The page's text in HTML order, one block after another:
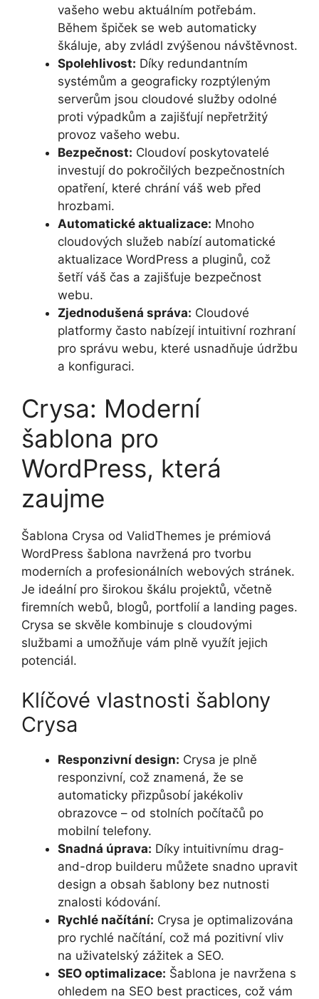
vašeho webu aktuálním potřebám.
Během špiček se web automaticky
škáluje, aby zvládl zvýšenou návštěvnost.
Spolehlivost: Díky redundantním
systémům a geograficky rozptýleným
serverům jsou cloudové služby odolné
proti výpadkům a zajišťují nepřetržitý
provoz vašeho webu.
Bezpečnost: Cloudoví poskytovatelé
investují do pokročilých bezpečnostních
opatření, které chrání váš web před
hrozbami.
Automatické aktualizace: Mnoho
cloudových služeb nabízí automatické
aktualizace WordPress a pluginů, což
šetří váš čas a zajišťuje bezpečnost
webu.
Zjednodušená správa: Cloudové
platformy často nabízejí intuitivní rozhraní
pro správu webu, které usnadňuje údržbu
a konfiguraci.
Crysa: Moderní
šablona pro
WordPress, která
zaujme
Šablona Crysa od ValidThemes je prémiová
WordPress šablona navržená pro tvorbu
moderních a profesionálních webových stránek.
Je ideální pro širokou škálu projektů, včetně
firemních webů, blogů, portfolií a landing pages.
Crysa se skvěle kombinuje s cloudovými
službami a umožňuje vám plně využít jejich
potenciál.
Klíčové vlastnosti šablony
Crysa
Responzivní design: Crysa je plně
responzivní, což znamená, že se
automaticky přizpůsobí jakékoliv
obrazovce – od stolních počítačů po
mobilní telefony.
Snadná úprava: Díky intuitivnímu drag-
and-drop builderu můžete snadno upravit
design a obsah šablony bez nutnosti
znalosti kódování.
Rychlé načítání: Crysa je optimalizována
pro rychlé načítání, což má pozitivní vliv
na uživatelský zážitek a SEO.
SEO optimalizace: Šablona je navržena s
ohledem na SEO best practices, což vám